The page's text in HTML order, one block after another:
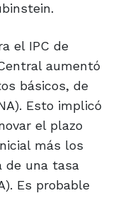
el IPC de
aumentó
básicos, de
Esto implicó
el plazo
más los
de una tasa
Es probable